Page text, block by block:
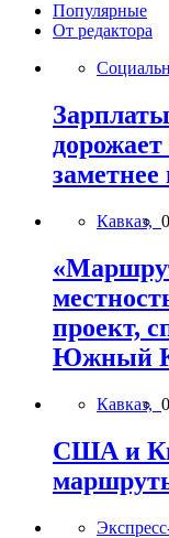
Популярные
От редактора
дорожает
заметнее
Кавказ,
проект,
Южный
Кавказ,
США и